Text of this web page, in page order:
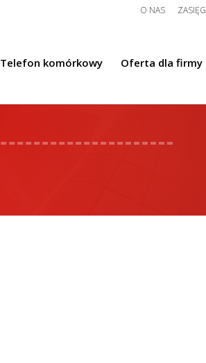
O NAS ZASIĘG
Telefon komórkowy Oferta dla firmy